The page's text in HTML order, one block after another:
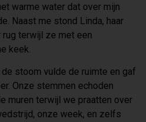
warme water dat over mijn
Naast me stond Linda, haar
rug terwijl ze met een
keek.
stoom vulde de ruimte en gaf
Onze stemmen echoden
muren terwijl we praatten over
onze week, en zelfs